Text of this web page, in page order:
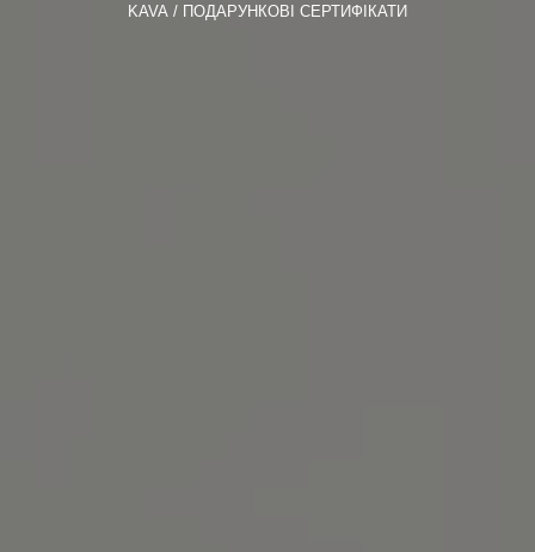
KAVA ПОДАРУНКОВІ СЕРТИФІКАТИ